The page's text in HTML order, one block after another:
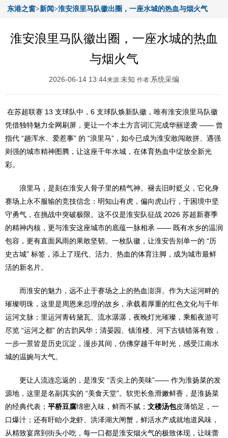
东港之窗>新闻>淮安浪里马队徽出圈，一座水城的热血与烟火气
淮安浪里马队徽出圈，一座水城的热血
与烟火气
2026-06-14 13:44来源:未知 作者:系统采编
在苏超联赛 13 支球队中，6 支球队焕新队徽，唯有淮安浪里马队徽
凭借独特魅力全网刷屏，更让一个本土方言词汇完成华丽逆袭 —— 曾
指代 “趟浑水、爱惹事” 的 “浪里马”，如今已成为淮安敢闯敢拼、遇强
则强的城市精神图腾，让这座千年水城，在体育热血中绽放全新光
彩。
浪里马，是刻在淮安人骨子里的精气神。褪去旧时贬义，它化身
赛场上永不服输的竞技信念：明知山有虎，偏向虎山行，于困境中坚
守勇气，在挑战中突破极限。这不仅是淮安队征战 2026 苏超新赛季
的精神内核，更与淮安这座城市的底蕴一脉相承 —— 既有水乡的温润
包容，更有直面风雨的果敢坚韧。一枚队徽，让淮安告别单一的 “历
史古城” 标签，添上了现代、活力、热血的体育注脚，成为城市最鲜
活的新名片。
而淮安的魅力，远不止于赛场之上的热血澎湃。作为大运河畔的
璀璨明珠，这里是周恩来总理的故乡，承载着厚重的红色文化与千年
运河文脉；里运河青砖黛瓦、流水潺潺，夜晚灯光璀璨，乘船夜游可
尽览 “运河之都” 的古韵风华；清晏园、镇淮楼、河下古镇错落有致，
一步一景皆是历史沉淀，漫步其间，仿佛穿越千年时光，感受江南水
城的温婉与大气。
更让人流连忘返的，是淮安 “舌尖上的美味”—— 作为淮扬菜的发
源地，这里是名副其实的 “美食天堂”。软兜长鱼滑嫩鲜香，是淮扬菜
的经典代表； 平桥豆腐绵密入味，鲜而不腻； 文楼汤包皮薄馅足，一
口爆汁；还有盱眙小龙虾、洪泽湖大闸蟹，鲜活水产成就地道风味，
从精致宴席到街头小吃，每一口都是淮安烟火气的极致体现，让味蕾